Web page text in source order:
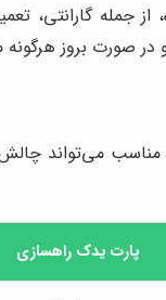
جمله گارانتی،
صورت بروز هرگونه
مناسب می‌تواند
پارت یدک راهسازی